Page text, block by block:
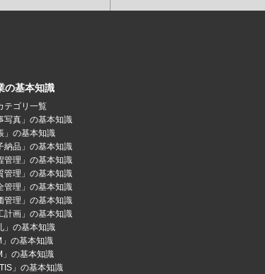
の基本知識
テゴリ一覧
写真」の基本知識
」の基本知識
納品」の基本知識
管理」の基本知識
管理」の基本知識
管理」の基本知識
管理」の基本知識
計画」の基本知識
」の基本知識
」の基本知識
」の基本知識
」の基本知識